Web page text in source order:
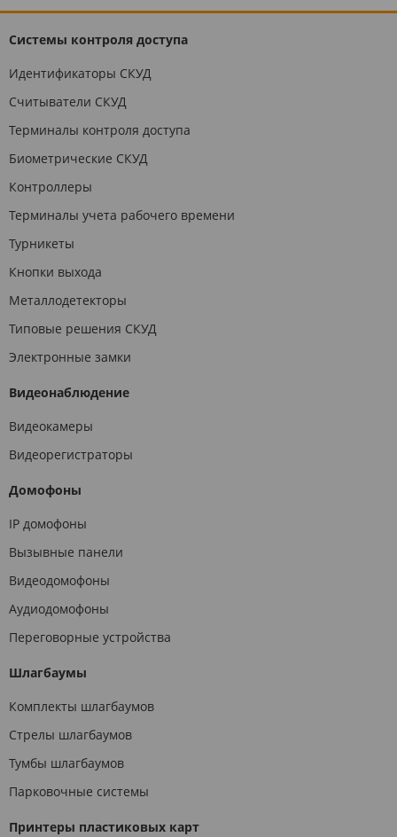
Системы контроля доступа
Идентификаторы СКУД
Считыватели СКУД
Терминалы контроля доступа
Биометрические СКУД
Контроллеры
Терминалы учета рабочего времени
Турникеты
Кнопки выхода
Металлодетекторы
Типовые решения СКУД
Электронные замки
Видеонаблюдение
Видеокамеры
Видеорегистраторы
Домофоны
IP домофоны
Вызывные панели
Видеодомофоны
Аудиодомофоны
Переговорные устройства
Шлагбаумы
Комплекты шлагбаумов
Стрелы шлагбаумов
Тумбы шлагбаумов
Парковочные системы
Принтеры пластиковых карт